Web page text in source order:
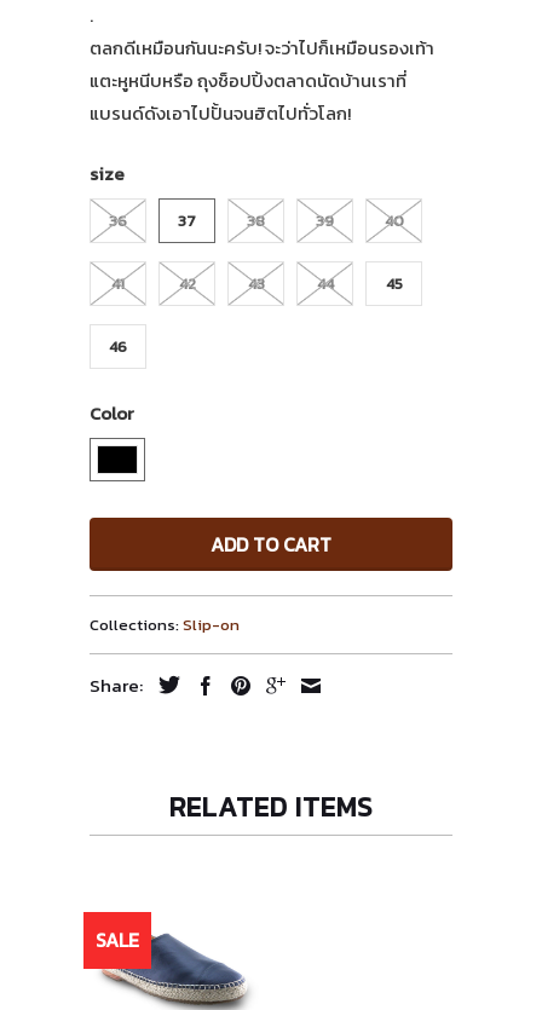
.
ตลกดีเหมือนกันนะครับ! จะว่าไปก็เหมือนรองเท้า
แตะหูหนีบหรือ ถุงช็อปปิ้งตลาดนัดบ้านเราที่
แบรนด์ดังเอาไปปั้นจนฮิตไปทั่วโลก!
size
36 37 38 39 40
41 42 43 44 45
46
Color
ADD TO CART
Collections:Slip-on
Share:
RELATED ITEMS
SALE